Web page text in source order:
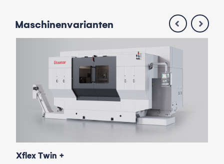
Maschinenvarianten
Xflex Twin +